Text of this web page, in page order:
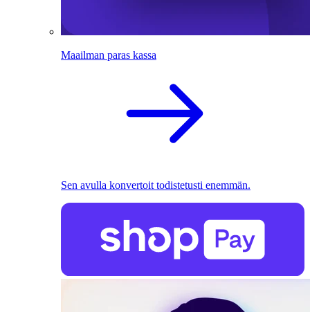
Maailman paras kassa
Sen avulla konvertoit todistetusti enemmän.